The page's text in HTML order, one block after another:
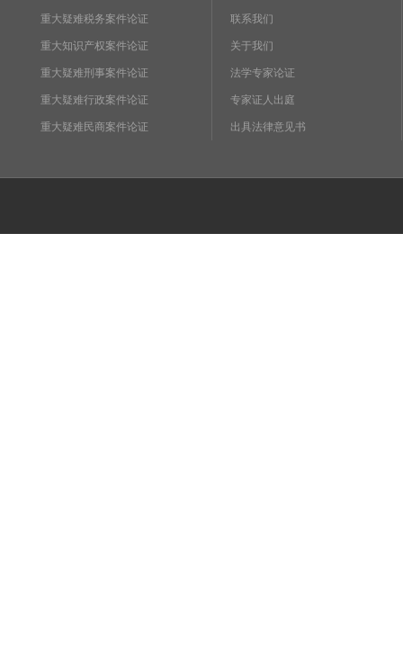
重大疑难税务案件论证
重大知识产权案件论证
重大疑难刑事案件论证
重大疑难行政案件论证
重大疑难民商案件论证
联系我们
关于我们
法学专家论证
专家证人出庭
出具法律意见书